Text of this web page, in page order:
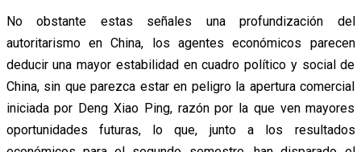
No obstante estas señales una profundización del
autoritarismo en China, los agentes económicos parecen
deducir una mayor estabilidad en cuadro político y social de
China, sin que parezca estar en peligro la apertura comercial
iniciada por Deng Xiao Ping, razón por la que ven mayores
oportunidades futuras, lo que, junto a los resultados